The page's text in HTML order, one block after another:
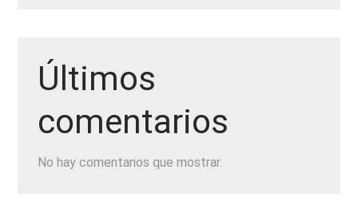
Últimos
comentarios
No hay comentarios que mostrar.